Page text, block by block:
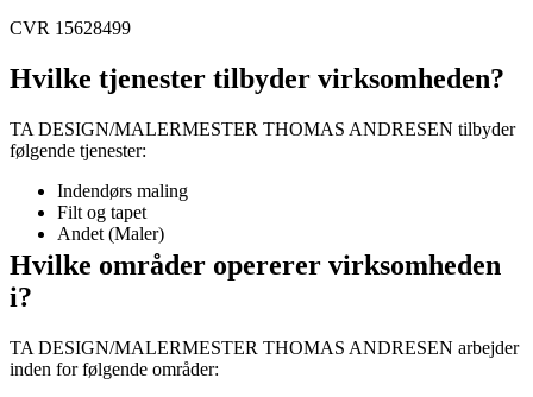
CVR 15628499
Hvilke tjenester tilbyder virksomheden?
TA DESIGN/MALERMESTER THOMAS ANDRESEN tilbyder
følgende tjenester:
Indendørs maling
Filt og tapet
Andet (Maler)
Hvilke områder opererer virksomheden
i?
TA DESIGN/MALERMESTER THOMAS ANDRESEN arbejder
inden for følgende områder: